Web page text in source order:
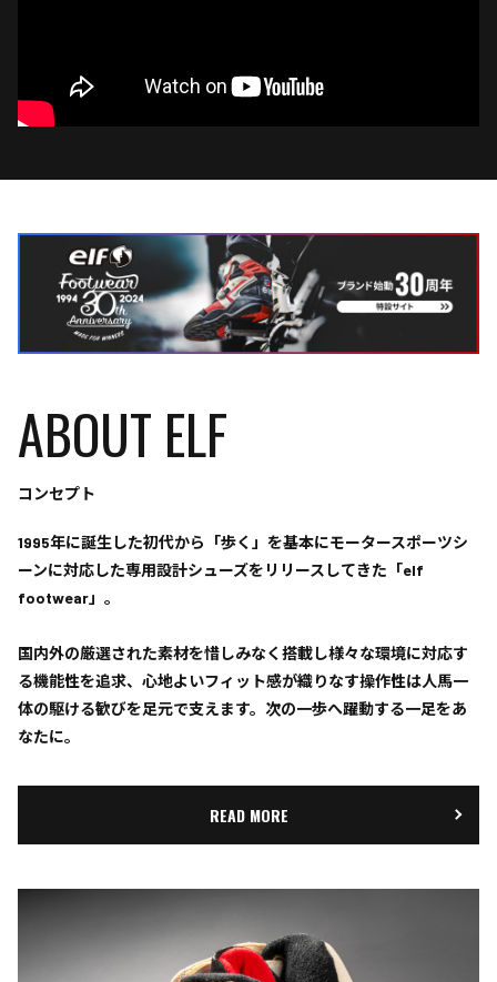
ABOUT ELF
コンセプト
1995年に誕生した初代から「歩く」を基本にモータースポーツシ
ーンに対応した専用設計シューズをリリースしてきた「elf
footwear」。
国内外の厳選された素材を惜しみなく搭載し様々な環境に対応す
る機能性を追求、心地よいフィット感が織りなす操作性は人馬一
体の駆ける歓びを足元で支えます。次の一歩へ躍動する一足をあ
なたに。
READ MORE